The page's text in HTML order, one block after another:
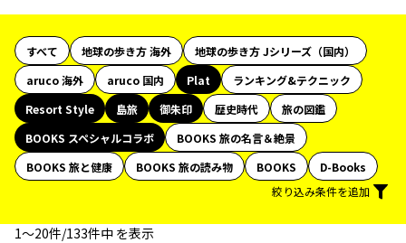
すべて 地球の歩き方 海外
地球の歩き方 Jシリーズ（国内）
aruco 海外
aruco 国内 Plat
ランキング&テクニック
Resort Style
島旅 御朱印 歴史時代
旅の図鑑
BOOKS スペシャルコラボ
BOOKS 旅の名言＆絶景
BOOKS 旅と健康
BOOKS 旅の読み物 BOOKS
D-Books
絞り込み条件を追加
1〜20件/133件中 を表示